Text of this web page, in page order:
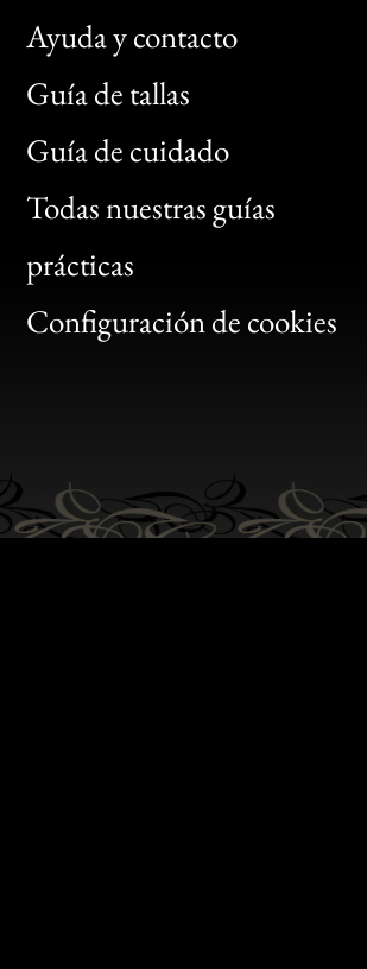
Ayuda y contacto
Guía de tallas
Guía de cuidado
Todas nuestras guías
prácticas
Configuración de cookies